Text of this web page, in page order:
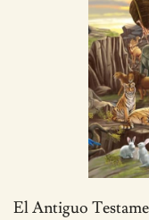
El Antiguo